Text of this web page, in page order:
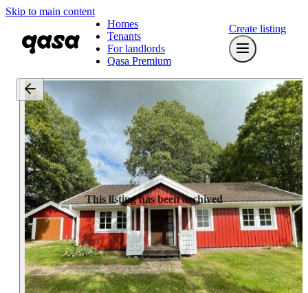
Skip to main content
Homes
Tenants
For landlords
Qasa Premium
Create listing
This listing has been archived